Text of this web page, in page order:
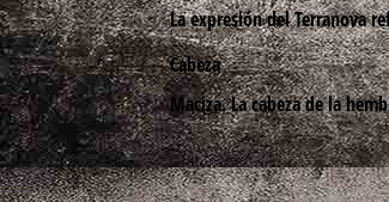
La expresión delTerranova
Cabeza
Maciza. La cabeza de la